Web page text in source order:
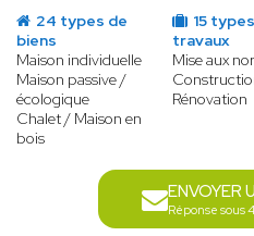
24 types de
biens
Maison individuelle
Maison passive /
écologique
Chalet / Maison en
bois
15
travaux
Mise aux
Rénovation
ENVOYER
Réponse sous